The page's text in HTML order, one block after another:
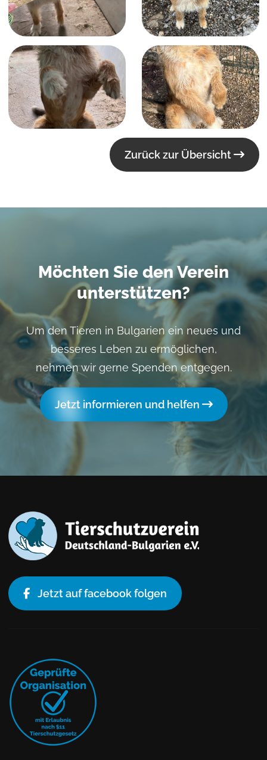
Zurück zur Übersicht
Möchten Sie den Verein
unterstützen?
Um den Tieren in Bulgarien ein neues und
besseres Leben zu ermöglichen,
nehmen wir gerne Spenden entgegen.
Jetzt informieren und helfen
Jetzt auf facebook folgen